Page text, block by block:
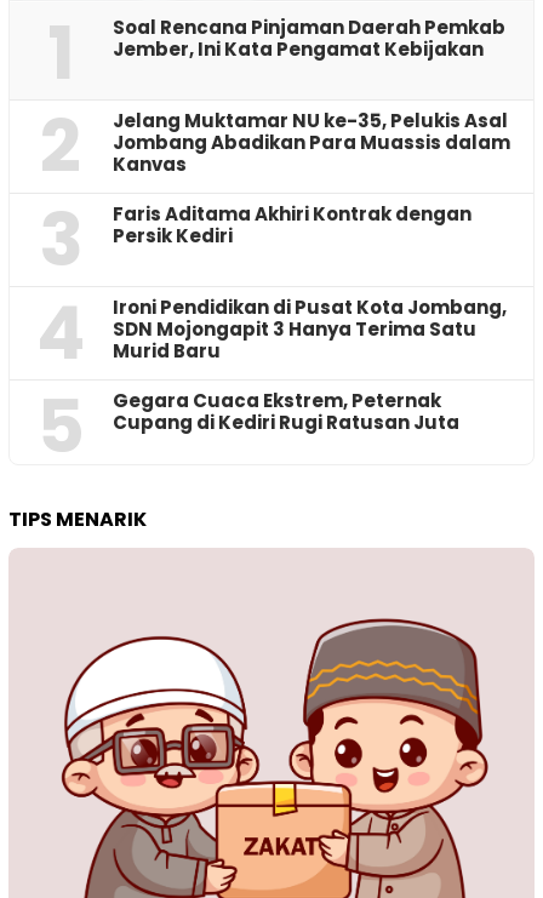
1
‎Soal Rencana Pinjaman Daerah Pemkab
Jember, Ini Kata Pengamat Kebijakan ‎
2
Jelang Muktamar NU ke-35, Pelukis Asal
Jombang Abadikan Para Muassis dalam
Kanvas
3
Faris Aditama Akhiri Kontrak dengan
Persik Kediri
4
Ironi Pendidikan di Pusat Kota Jombang,
SDN Mojongapit 3 Hanya Terima Satu
Murid Baru
5
‎Gegara Cuaca Ekstrem, Peternak
Cupang di Kediri Rugi Ratusan Juta
TIPS MENARIK